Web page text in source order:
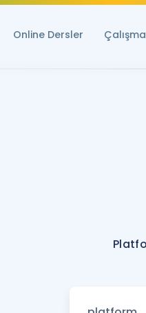
Online Dersler